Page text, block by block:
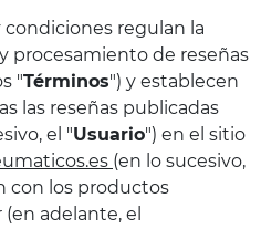
condiciones regulan la
procesamiento de reseñas
"Términos") y establecen
las reseñas publicadas
el "Usuario") en el sitio
(en lo sucesivo,
con los productos
adelante, el